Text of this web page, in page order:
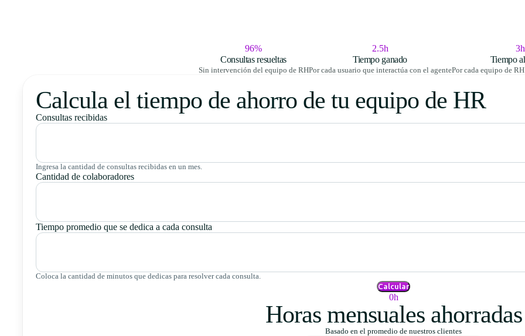
96%
Consultas resueltas
Sin intervención del equipo de RH
2.5h
Tiempo ganado
Por cada usuario que interactúa con el agente
3h
Tiempo
Por cada equipo de
Calcula el tiempo de ahorro de tu equipo de HR
Consultas recibidas
Ingresa la cantidad de consultas recibidas en un mes.
Cantidad de colaboradores
Tiempo promedio que se dedica a cada consulta
Coloca la cantidad de minutos que dedicas para resolver cada consulta.
Calcular
0h
Horas mensuales ahorradas
Basado en el promedio de nuestros clientes